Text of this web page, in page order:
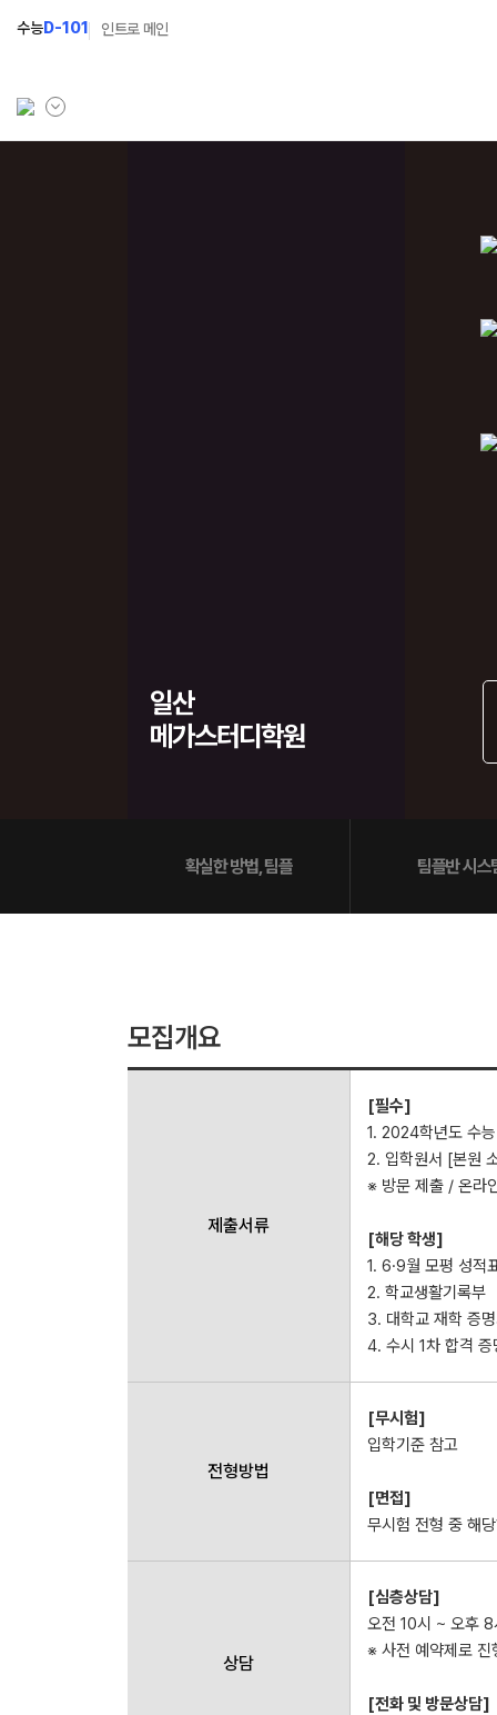
수능D-101 인트로 메인
일산
메가스터디학원
확실한 방법, 팀플 팀플반 시스
모집개요
제출서류
[필수]
1. 2024학년도 수
2. 입학원서 [본원
※ 방문 제출 / 온
[해당 학생]
1. 6·9월 모평 성적
2. 학교생활기록부
3. 대학교 재학 증
4. 수시 1차 합격
전형방법
[무시험]
입학기준 참고
[면접]
무시험 전형 중 해
상담
[심층상담]
오전 10시 ~ 오후 8
※ 사전 예약제로 진
[전화 및 방문상담]